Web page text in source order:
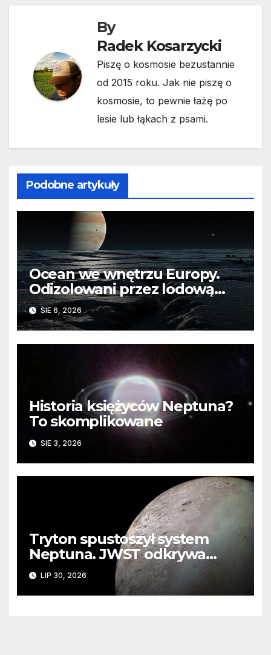
By
Radek Kosarzycki
Piszę o kosmosie bezustannie
od 2015 roku. Jak nie piszę o
kosmosie, to pewnie łażę po
lesie lub łąkach z psami.
Podobne artykuły
Ocean we wnętrzu Europy.
Odizolowani przez lodową
barierę
SIE 6, 2026
Historia księżyców Neptuna?
To skomplikowane
SIE 3, 2026
Tryton spustoszył system
Neptuna. JWST odkrywa
ślady kosmicznej katastrofy i
zaginionego lodu
LIP 30, 2026